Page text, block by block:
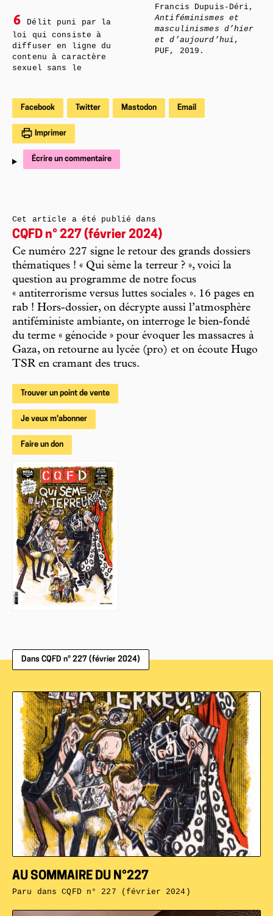
6
Délit puni par la
loi qui consiste à
diffuser en ligne du
contenu à caractère
sexuel sans le
Francis Dupuis-Déri,
Antiféminismes et
masculinismes d’hier
et d’aujourd’hui ,
PUF, 2019.
Facebook Twitter Mastodon Email
Imprimer
Écrire un commentaire
Cet article a été publié dans
CQFD n° 227 (février 2024)
Ce numéro 227 signe le retour des grands dossiers
thématiques ! « Qui sème la terreur ? », voici la
question au programme de notre focus
« antiterrorisme versus luttes sociales ». 16 pages en
rab ! Hors-dossier, on décrypte aussi l’atmosphère
antiféministe ambiante, on interroge le bien-fondé
du terme « génocide » pour évoquer les massacres à
Gaza, on retourne au lycée (pro) et on écoute Hugo
TSR en cramant des trucs.
Trouver un point de vente
Je veux m'abonner
Faire un don
Dans CQFD n° 227 (février 2024)
AU SOMMAIRE DU N°227
Paru dansCQFD n° 227 (février 2024)